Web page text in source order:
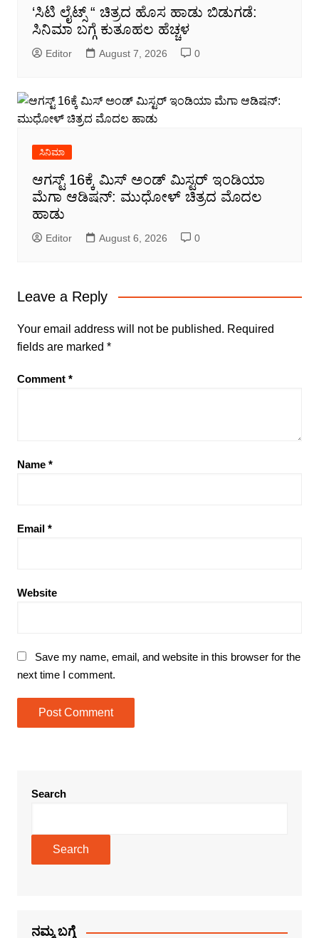
‘ಸಿಟಿ ಲೈಟ್ಸ್ “ ಚಿತ್ರದ ಹೊಸ ಹಾಡು ಬಿಡುಗಡೆ:
ಸಿನಿಮಾ ಬಗ್ಗೆ ಕುತೂಹಲ ಹೆಚ್ಚಳ
Editor August 7, 2026 0
ಸಿನಿಮಾ
ಆಗಸ್ಟ್ 16ಕ್ಕೆ ಮಿಸ್ ಅಂಡ್ ಮಿಸ್ಟರ್ ಇಂಡಿಯಾ
ಮೆಗಾ ಆಡಿಷನ್: ಮುಧೋಳ್ ಚಿತ್ರದ ಮೊದಲ
ಹಾಡು
Editor August 6, 2026 0
Leave a Reply
Your email address will not be published. Required
fields are marked *
Comment *
Name *
Email *
Website
Save my name, email, and website in this browser for the
next time I comment.
Search
Search
ನಮ್ಮ ಬಗ್ಗೆ